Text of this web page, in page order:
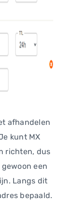
afhandelen
kunt MX
richten, dus
een
Langs dit
bepaald.